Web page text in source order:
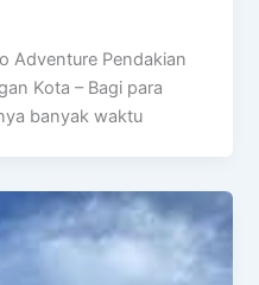
Adventure Pendakian
Kota – Bagi para
banyak waktu